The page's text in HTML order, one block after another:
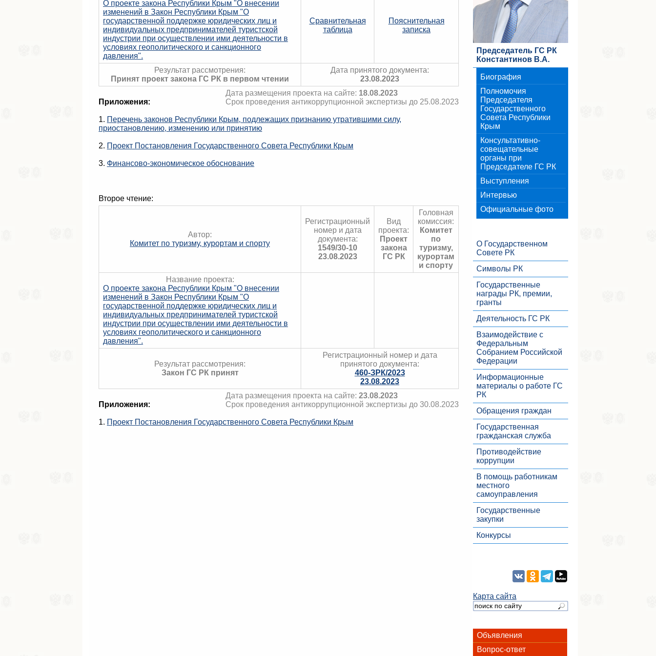
О проекте закона Республики Крым "О внесении
изменений в Закон Республики Крым "О
государственной поддержке юридических лиц и
индивидуальных предпринимателей туристской
индустрии при осуществлении ими деятельности в
условиях геополитического и санкционного
давления".
Сравнительная
таблица
Пояснительная
записка
Результат рассмотрения:
Принят проект закона ГС РК в первом чтении
Дата принятого документа:
23.08.2023
Дата размещения проекта на сайте: 18.08.2023
Срок проведения антикоррупционной экспертизы до 25.08.2023
Приложения:
1. Перечень законов Республики Крым, подлежащих признанию утратившими силу,
приостановлению, изменению или принятию
2. Проект Постановления Государственного Совета Республики Крым
3. Финансово-экономическое обоснование
Второе чтение:
Автор:
Комитет по туризму, курортам и спорту
Регистрационный
номер и дата
документа:
1549/30-10
23.08.2023
Вид
проекта:
Проект
закона
ГС РК
Головная
комиссия:
Комитет
по
туризму,
курортам
и спорту
Название проекта:
О проекте закона Республики Крым "О внесении
изменений в Закон Республики Крым "О
государственной поддержке юридических лиц и
индивидуальных предпринимателей туристской
индустрии при осуществлении ими деятельности в
условиях геополитического и санкционного
давления".
Результат рассмотрения:
Закон ГС РК принят
Регистрационный номер и дата
принятого документа:
460-ЗРК/2023
23.08.2023
Дата размещения проекта на сайте: 23.08.2023
Срок проведения антикоррупционной экспертизы до 30.08.2023
Приложения:
1. Проект Постановления Государственного Совета Республики Крым
Председатель ГС РК
Константинов В.А.
Биография
Полномочия
Председателя
Государственного
Совета Республики
Крым
Консультативно-
совещательные
органы при
Председателе ГС РК
Выступления
Интервью
Официальные фото
О Государственном
Совете РК
Символы РК
Государственные
награды РК, премии,
гранты
Деятельность ГС РК
Взаимодействие с
Федеральным
Собранием Российской
Федерации
Информационные
материалы о работе ГС
РК
Обращения граждан
Государственная
гражданская служба
Противодействие
коррупции
В помощь работникам
местного
самоуправления
Государственные
закупки
Конкурсы
Карта сайта
Объявления
Вопрос-ответ